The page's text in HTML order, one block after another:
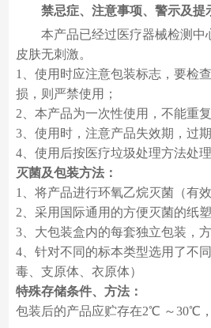
禁忌症、注意事项、警示及提
本产品已经过医疗器械检测中
皮肤无刺激。
1、使用时应注意包装标志，要检
损，则严禁使用；
2、本产品为一次性使用，不能重
3、使用时，注意产品失效期，过
4、使用后按医疗垃圾处理方法处理
灭菌及包装方法：
1、将产品进行环氧乙烷灭菌（有效
2、采用国际通用的方便灭菌的纸塑
3、大包装盒内的每套独立包装，
4、针对不同的标本类型选用了不
毒、支原体、衣原体）
特殊存储条件、方法：
包装后的产品应贮存在2℃ ～30℃